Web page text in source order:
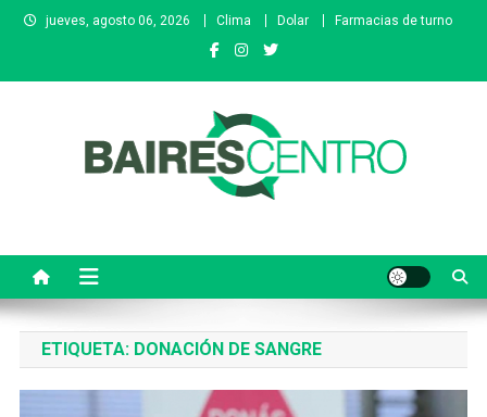
Saltar
jueves, agosto 06, 2026 Clima Dolar Farmacias de turno
ETIQUETA: DONACIÓN DE SANGRE